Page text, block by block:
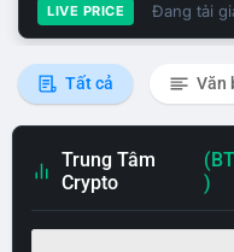
LIVE PRICE Đang tải
Tất cả Văn
Trung Tâm
Crypto
)